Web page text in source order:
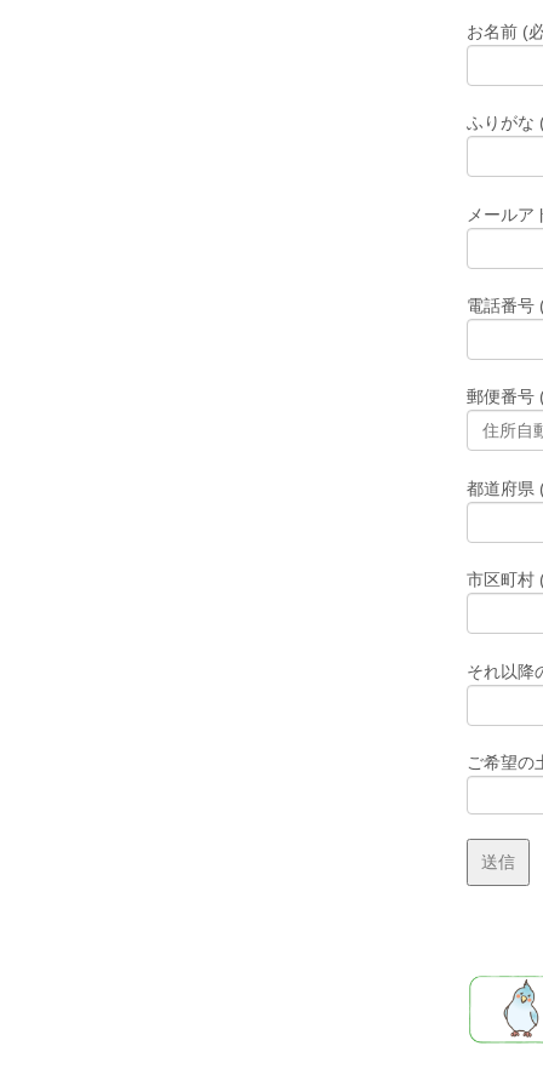
お名前 (
ふりがな
メールア
電話番号
郵便番号
都道府県
市区町村
それ以降
ご希望の